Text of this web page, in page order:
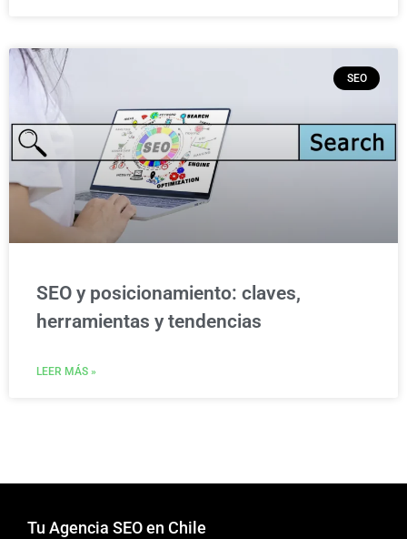
SEO
SEO y posicionamiento: claves,
herramientas y tendencias
LEER MÁS »
Tu Agencia SEO en Chile